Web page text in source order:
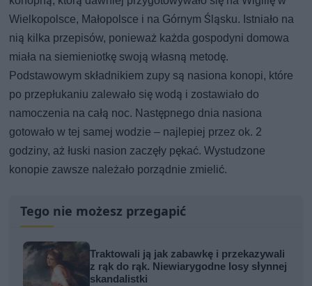
Wielkopolsce, Małopolsce i na Górnym Śląsku. Istniało na
nią kilka przepisów, ponieważ każda gospodyni domowa
miała na siemieniotkę swoją własną metodę.
Podstawowym składnikiem zupy są nasiona konopi, które
po przepłukaniu zalewało się wodą i zostawiało do
namoczenia na całą noc. Następnego dnia nasiona
gotowało w tej samej wodzie – najlepiej przez ok. 2
godziny, aż łuski nasion zaczęły pękać. Wystudzone
konopie zawsze należało porządnie zmielić.
Tego nie możesz przegapić
Traktowali ją jak zabawkę i przekazywali
z rąk do rąk. Niewiarygodne losy słynnej
skandalistki